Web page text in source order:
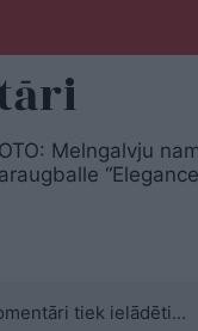
Melngalvju
tiek ielādēti...